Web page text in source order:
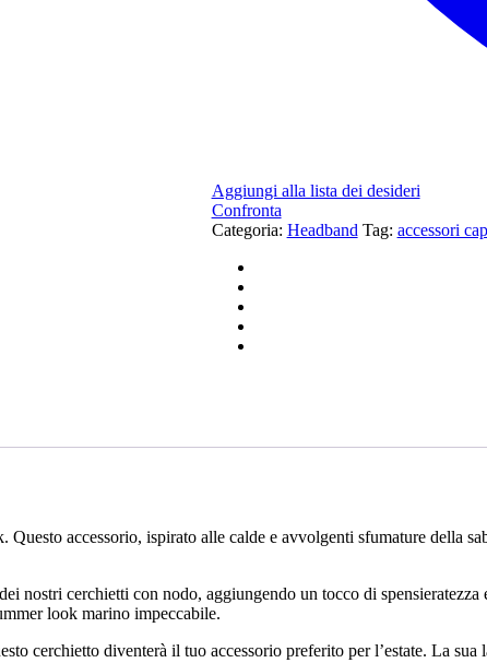
Aggiungi alla lista dei desideri
Confronta
Categoria: Headband Tag: accessori
accessorio, ispirato alle calde e avvolgenti sfumature della
nostri cerchietti con nodo, aggiungendo un tocco di
look marino impeccabile.
cerchietto diventerà il tuo accessorio preferito per l’estate. La